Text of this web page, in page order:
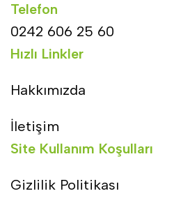
Telefon
0242 606 25 60
Hızlı Linkler
Hakkımızda
İletişim
Site Kullanım Koşulları
Gizlilik Politikası